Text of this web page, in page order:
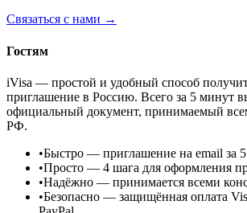
Связаться с нами →
Гостям
iVisa — простой и удобный способ
приглашение в Россию. Всего за 5 минут
официальный документ, принимаемый
РФ.
•Быстро — приглашение на email за
•Просто — 4 шага для оформления
•Надёжно — принимается всеми
•Безопасно — защищённая оплата